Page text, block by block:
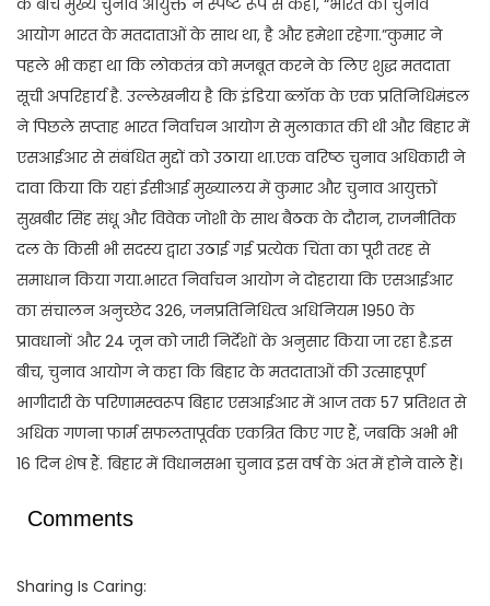
आयोग भारत के मतदाताओं के साथ था, है और हमेशा रहेगा.”कुमार ने
पहले भी कहा था कि लोकतंत्र को मजबूत करने के लिए शुद्ध मतदाता
सूची अपरिहार्य है. उल्लेखनीय है कि इंडिया ब्लॉक के एक प्रतिनिधिमंडल
ने पिछले सप्ताह भारत निर्वाचन आयोग से मुलाकात की थी और बिहार में
एसआईआर से संबंधित मुद्दों को उठाया था.एक वरिष्ठ चुनाव अधिकारी ने
दावा किया कि यहां ईसीआई मुख्यालय में कुमार और चुनाव आयुक्तों
सुखबीर सिंह संधू और विवेक जोशी के साथ बैठक के दौरान, राजनीतिक
दल के किसी भी सदस्य द्वारा उठाई गई प्रत्येक चिंता का पूरी तरह से
समाधान किया गया.भारत निर्वाचन आयोग ने दोहराया कि एसआईआर
का संचालन अनुच्छेद 326, जनप्रतिनिधित्व अधिनियम 1950 के
प्रावधानों और 24 जून को जारी निर्देशों के अनुसार किया जा रहा है.इस
बीच, चुनाव आयोग ने कहा कि बिहार के मतदाताओं की उत्साहपूर्ण
भागीदारी के परिणामस्वरूप बिहार एसआईआर में आज तक 57 प्रतिशत से
अधिक गणना फार्म सफलतापूर्वक एकत्रित किए गए हैं, जबकि अभी भी
16 दिन शेष हैं. बिहार में विधानसभा चुनाव इस वर्ष के अंत में होने वाले हैं।
Comments
Sharing Is Caring: